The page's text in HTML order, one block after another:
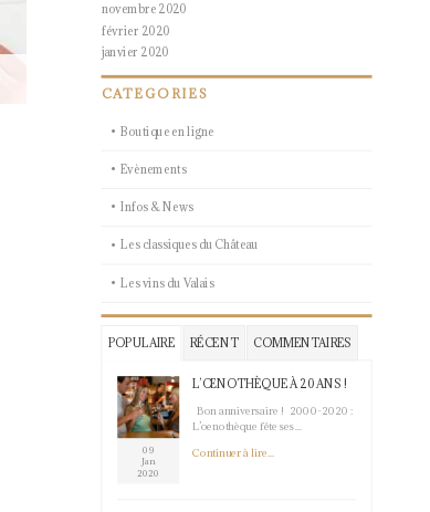
novembre 2020
février 2020
janvier 2020
CATEGORIES
Boutique en ligne
Evènements
Infos & News
Les classiques du Château
Les vins du Valais
POPULAIRE RÉCENT COMMENTAIRES
09
Jan
2020
L’ŒNOTHÈQUE À 20 ANS !
Bon anniversaire ! 2000-2020 :
L’oenothèque fête ses...
Continuer à lire...